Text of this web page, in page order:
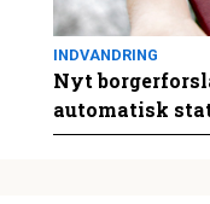
INDVANDRING
Nyt
automatisk